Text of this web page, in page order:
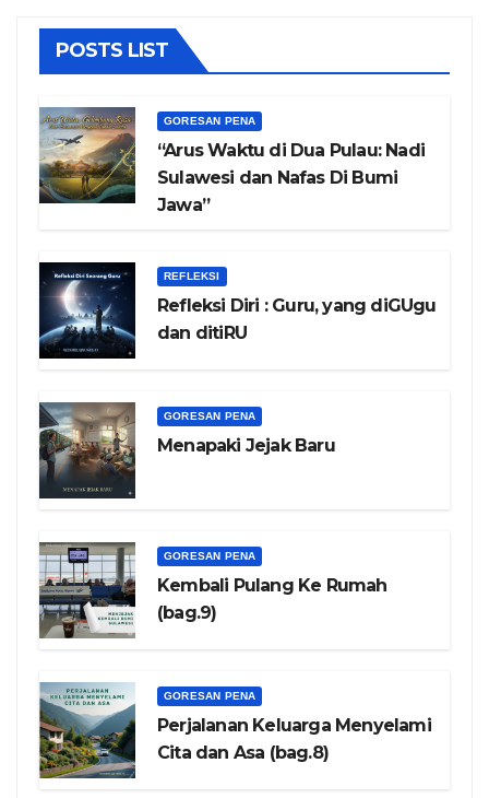
POSTS LIST
GORESAN PENA
“Arus Waktu di Dua Pulau: Nadi
Sulawesi dan Nafas Di Bumi
Jawa”
REFLEKSI
Refleksi Diri : Guru, yang diGUgu
dan ditiRU
GORESAN PENA
Menapaki Jejak Baru
GORESAN PENA
Kembali Pulang Ke Rumah
(bag.9)
GORESAN PENA
Perjalanan Keluarga Menyelami
Cita dan Asa (bag.8)